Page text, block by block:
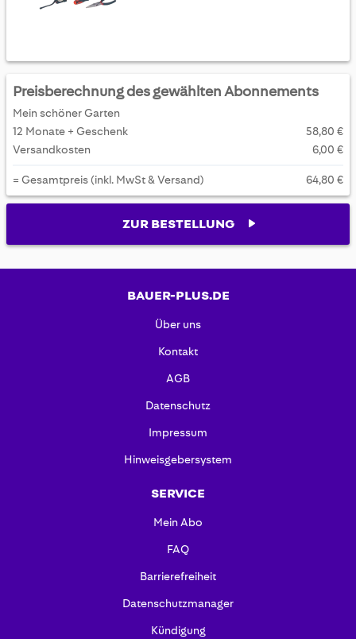
Preisberechnung des gewählten Abonnements
Mein schöner Garten
12 Monate + Geschenk
58,80 €
Versandkosten
6,00 €
= Gesamtpreis (inkl. MwSt & Versand) 64,80 €
ZUR BESTELLUNG
BAUER-PLUS.DE
Über uns
Kontakt
AGB
Datenschutz
Impressum
Hinweisgebersystem
SERVICE
Mein Abo
FAQ
Barrierefreiheit
Datenschutzmanager
Kündigung